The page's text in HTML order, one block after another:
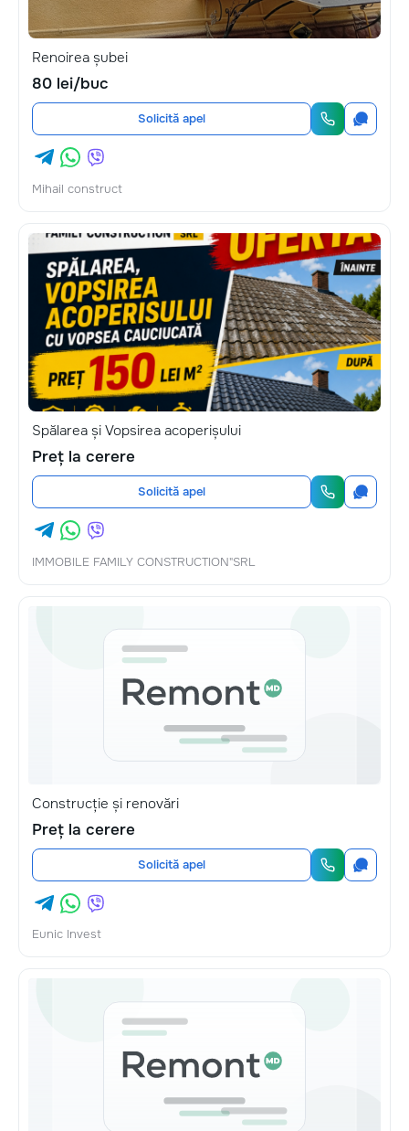
Renoirea șubei
80 lei/buc
Solicită apel
Mihail construct
Spălarea și Vopsirea acoperișului
Preț la cerere
Solicită apel
IMMOBILE FAMILY CONSTRUCTION"SRL
Construcție și renovări
Preț la cerere
Solicită apel
Eunic Invest